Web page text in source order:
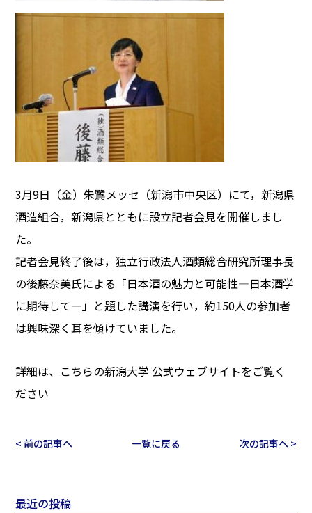
3月9日（金）朱鷺メッセ（新潟市中央区）にて，新潟県
酒造組合，新潟県とともに設立記者会見を開催しまし
た。
記者会見終了後は，独立行政法人酒類総合研究所理事長
の後藤奈美氏による「日本酒の魅力と可能性―日本酒学
に期待して―」と題した講演を行い，約150人の参加者
は興味深く耳を傾けていました。
詳細は、 こちらの新潟大学 公式ウェブサイトをご覧く
ださい
< 前の記事へ 一覧に戻る 次の記事へ >
最近の投稿